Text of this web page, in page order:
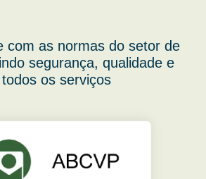
com as normas do setor de
segurança, qualidade e
os serviços